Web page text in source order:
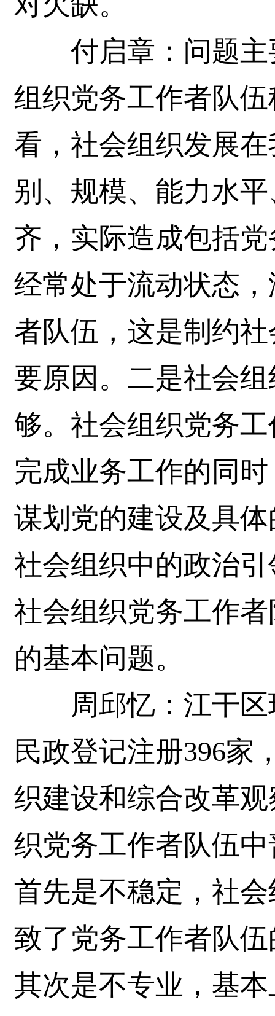
付启章：问题主
组织党务工作者队
看，社会组织发展
别、规模、能力水
齐，实际造成包括
经常处于流动状态
者队伍，这是制约
要原因。二是社会
够。社会组织党务
完成业务工作的同
谋划党的建设及具
社会组织中的政治
社会组织党务工作
的基本问题。
周邱忆：江干区
民政登记注册396家
织建设和综合改革
织党务工作者队伍
首先是不稳定，社
致了党务工作者队
其次是不专业，基